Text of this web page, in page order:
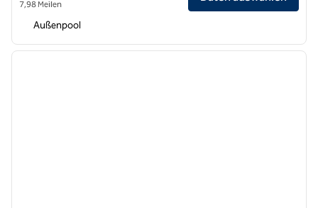
7,98 Meilen
Außenpool
1 von 12